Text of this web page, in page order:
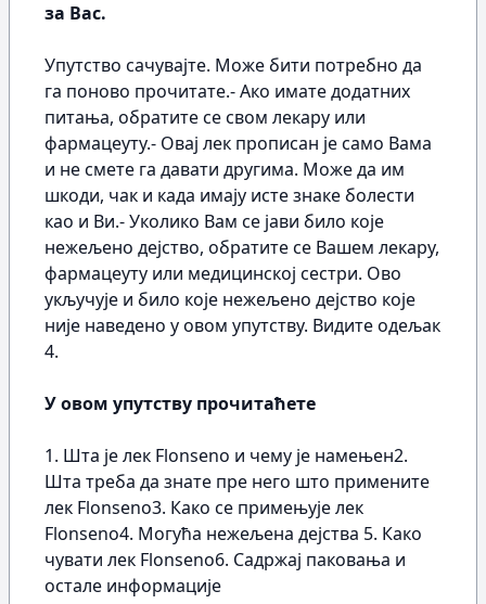
за Вас.
Упутство сачувајте. Може бити потребно да
га поново прочитате.- Ако имате додатних
питања, обратите се свом лекару или
фармацеуту.- Овај лек прописан је само Вама
и не смете га давати другима. Може да им
шкоди, чак и када имају исте знаке болести
као и Ви.- Уколико Вам се јави било које
нежељено дејство, обратите се Вашем лекару,
фармацеуту или медицинској сестри. Ово
укључује и било које нежељено дејство које
није наведено у овом упутству. Видите одељак
4.
У овом упутству прочитаћете
1. Шта је лек Flonseno и чему је намењен2.
Шта треба да знате пре него што примените
лек Flonseno3. Како се примењује лек
Flonseno4. Могућа нежељена дејства 5. Како
чувати лек Flonseno6. Садржај паковања и
остале информације